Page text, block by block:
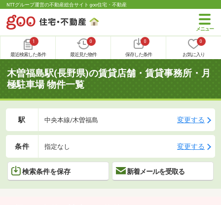
NTTグループ運営の不動産総合サイト goo住宅・不動産
1
最近検索した条件
0
最近見た物件
0
保存した条件
0
お気に入り
木曽福島駅(長野県)の賃貸店舗・賃貸事務所・月
極駐車場 物件一覧
駅 中央本線/木曽福島 変更する
条件 指定なし 変更する
検索条件を保存 新着メールを受取る